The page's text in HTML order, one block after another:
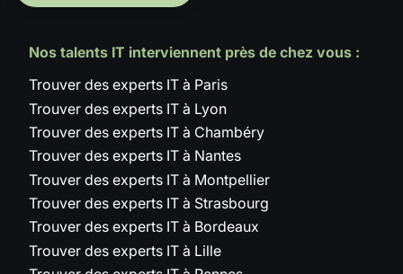
Nos talents IT interviennent près de chez vous :
Trouver des experts IT à Paris
Trouver des experts IT à Lyon
Trouver des experts IT à Chambéry
Trouver des experts IT à Nantes
Trouver des experts IT à Montpellier
Trouver des experts IT à Strasbourg
Trouver des experts IT à Bordeaux
Trouver des experts IT à Lille